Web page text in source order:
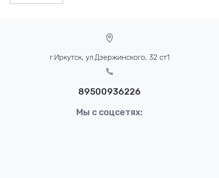
г.Иркутск, ул.Дзержинского, 32 ст1
89500936226
Мы с соцсетях: